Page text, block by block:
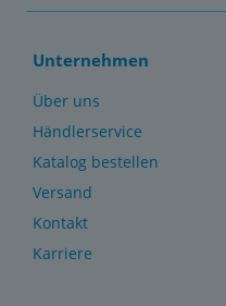
Unternehmen
Über uns
Händlerservice
Katalog bestellen
Versand
Kontakt
Karriere